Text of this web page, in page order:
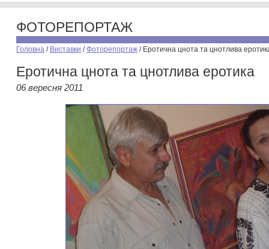
ФОТОРЕПОРТАЖ
Головна / Виставки /Фоторепортаж / Еротична цнота та цнотлива
Еротична цнота та цнотлива еротика
06 вересня 2011